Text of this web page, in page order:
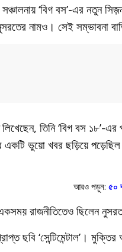
‘বিগ বস’-এর নতুন
নামও। সেই সম্ভাবনা
তিনি ‘বিগ বস ১৮’-
একটি ভুয়ো খবর ছড়িয়ে
আরও পড়ুন: ৫০
রাজনীতিতেও ছিলেন
ছবি ‘সেন্টিমেন্টাল’।